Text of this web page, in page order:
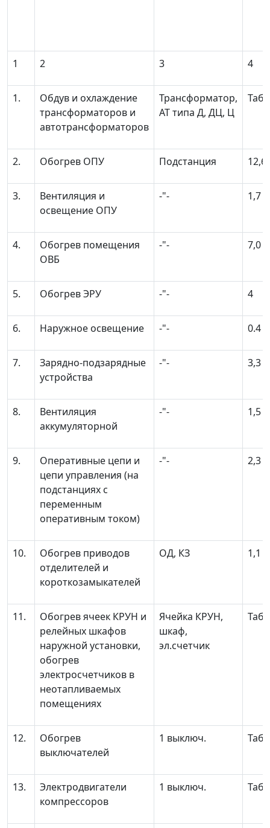
1 2 3 4
1.
Обдув и охлаждение
трансформаторов и
автотрансформаторов
Трансформатор,
АТ типа Д, ДЦ, Ц
2. Обогрев ОПУ Подстанция 12,6
3.
Вентиляция и
освещение ОПУ
-"- 1,7
4.
Обогрев помещения
ОВБ
-"- 7,0
5. Обогрев ЭРУ -"- 4
6. Наружное освещение -"- 0.4
7.
Зарядно-подзарядные
устройства
-"- 3,3
8.
Вентиляция
аккумуляторной
-"- 1,5
9.
Оперативные цепи и
цепи управления (на
подстанциях с
переменным
оперативным током)
-"- 2,3
10.
Обогрев приводов
отделителей и
короткозамыкателей
ОД, КЗ 1,1
11.
Обогрев ячеек КРУН и
релейных шкафов
наружной установки,
обогрев
электросчетчиков в
неотапливаемых
помещениях
Ячейка КРУН,
шкаф,
эл.счетчик
12.
Обогрев
выключателей
1 выключ.
13.
Электродвигатели
компрессоров
1 выключ.